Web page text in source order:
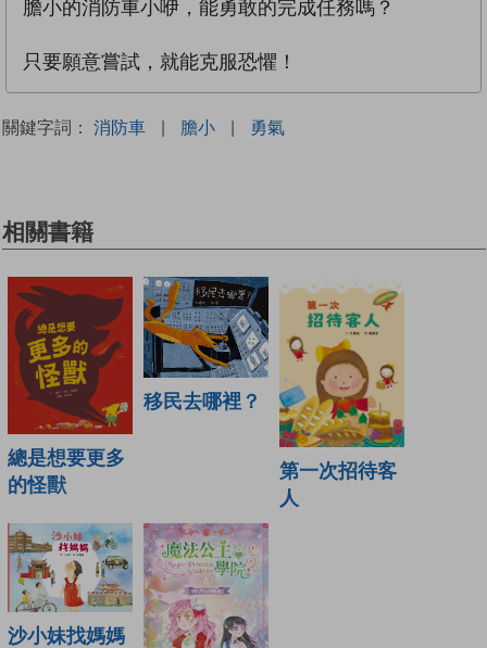
膽小的消防車小咿，能勇敢的完成任務嗎？
只要願意嘗試，就能克服恐懼！
關鍵字詞： 消防車 | 膽小 | 勇氣
相關書籍
總是想要更多
的怪獸
移民去哪裡？
第一次招待客
人
沙小妹找媽媽